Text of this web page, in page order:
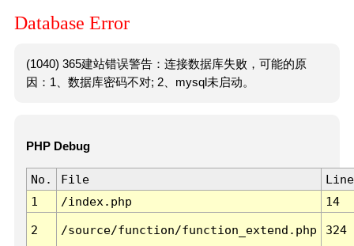
Database Error
(1040) 365建站错误警告：连接数据库失败，可能的原
因：1、数据库密码不对; 2、mysql未启动。
PHP Debug
No. File
Line
1
/index.php 14
2 /source/function/function_extend.php 324